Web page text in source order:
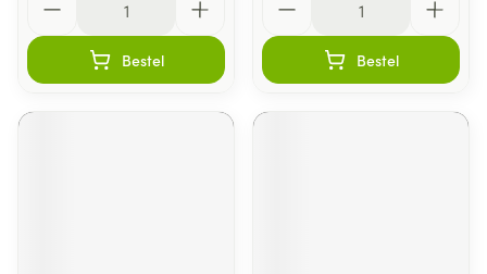
Bestel Bestel